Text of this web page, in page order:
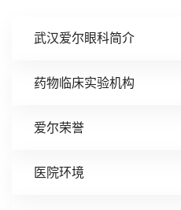
武汉爱尔眼科简介
药物临床实验机构
爱尔荣誉
医院环境